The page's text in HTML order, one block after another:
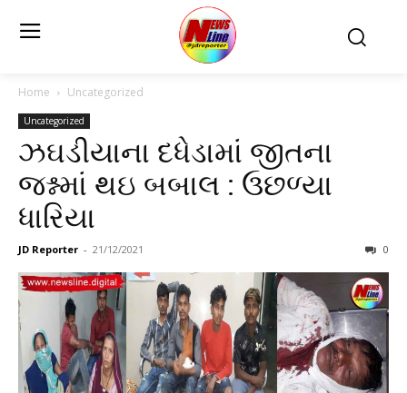
Home Uncategorized
Uncategorized
ઝઘડીયાના દધેડામાં જીતના
જશ્નમાં થઇ બબાલ : ઉછળ્યા
ધારિયા
JD Reporter - 21/12/2021 0